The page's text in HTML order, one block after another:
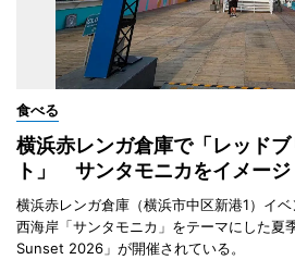
食べる
横浜赤レンガ倉庫で「レッド
ト」 サンタモニカをイメー
横浜赤レンガ倉庫（横浜市中区新港1）イ
西海岸「サンタモニカ」をテーマにした夏
Sunset 2026」が開催されている。